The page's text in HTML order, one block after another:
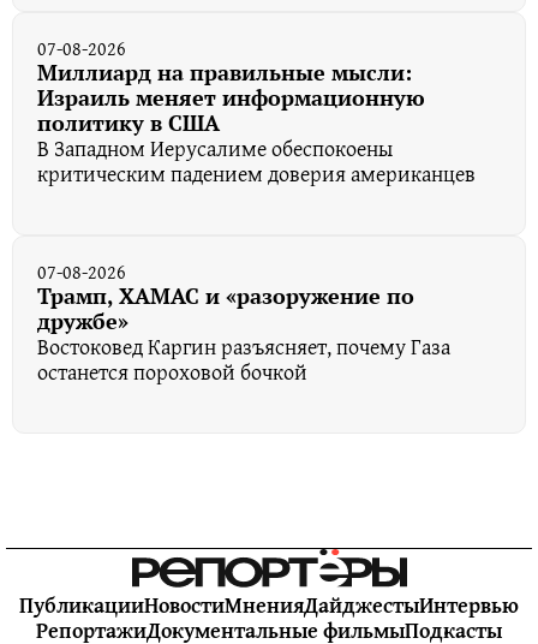
07-08-2026
Миллиард на правильные мысли:
Израиль меняет информационную
политику в США
В Западном Иерусалиме обеспокоены
критическим падением доверия американцев
07-08-2026
Трамп, ХАМАС и «разоружение по
дружбе»
Востоковед Каргин разъясняет, почему Газа
останется пороховой бочкой
ПубликацииНовостиМненияДайджестыИнтервью
РепортажиДокументальные фильмыПодкасты